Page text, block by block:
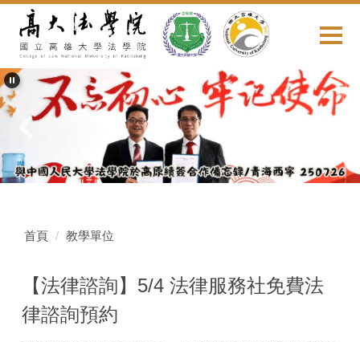
要
內
容
區
首頁 教學單位
【法律諮詢】5/4 法律服務社免費法
律諮詢預約